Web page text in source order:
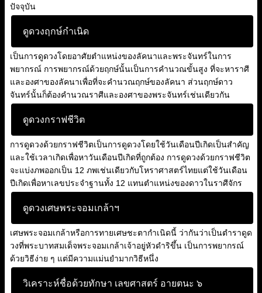
ปัจจุบัน
ดูดวงฤกษ์กำเนิด
เป็นการดูดวงโดยอาศัยตำแหน่งของลัคนาและพระจันทร์ในการ
พยากรณ์ การพยากรณ์ด้วยฤกษ์นั้นเป็นการคำนวณขั้นสูง ที่จะหาราศี
และองศาของลัคนาเพื่อที่จะคำนวณฤกษ์ของลัคนา ส่วนฤกษ์ดาว
จันทร์นั้นก็ต้องคำนวณราศีและองศาของพระจันทร์เช่นเดียวกัน
ดูดวงกราฟชีวิต
การดูดวงด้วยกราฟชีวิตเป็นการดูดวงโดยใช้วันเดือนปีเกิดเป็นสำคัญ
และใช้เวลาเกิดเพื่อหาวันเดือนปีเกิดที่ถูกต้อง การดูดวงด้วยกราฟชีวิต
จะแบ่งภพออกเป็น 12 ภพเช่นเดียวกับโหราศาสตร์ไทยแต่ใช้วันเดือน
ปีเกิดเพื่อหาเลขประจำฐานทั้ง 12 แทนตำแหน่งของดาวในราศีจักร
ดูดวงเศษพระจอมเกล้าฯ
เศษพระจอมเกล้าหรือการทายเศษชะตากำเนิดนี้ ว่ากันว่าเป็นตำราดูด
วงที่พระบาทสมเด็จพระจอมเกล้าเจ้าอยู่หัวดำริขึ้น เป็นการพยากรณ์
ด้วยวิธีง่าย ๆ แต่มีความแม่นยำมากวิธีหนึ่ง
วิเคราะห์ชื่อด้วยทักษา เลขศาสตร์ อายตนะ ๖